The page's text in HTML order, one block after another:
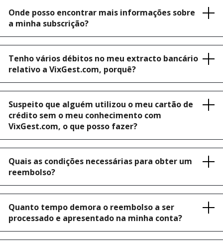
Onde posso encontrar mais informações sobre
a minha subscrição?
Tenho vários débitos no meu extracto bancário
relativo a VixGest.com, porquê?
Suspeito que alguém utilizou o meu cartão de
crédito sem o meu conhecimento com
VixGest.com, o que posso fazer?
Quais as condições necessárias para obter um
reembolso?
Quanto tempo demora o reembolso a ser
processado e apresentado na minha conta?